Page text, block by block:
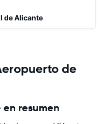
de Alicante
de
resumen